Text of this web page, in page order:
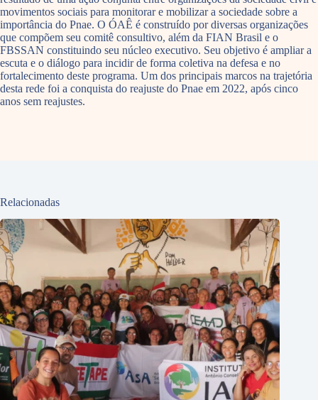
movimentos sociais para monitorar e mobilizar a sociedade sobre a
importância do Pnae. O ÓAÊ é construído por diversas organizações
que compõem seu comitê consultivo, além da FIAN Brasil e o
FBSSAN constituindo seu núcleo executivo. Seu objetivo é ampliar a
escuta e o diálogo para incidir de forma coletiva na defesa e no
fortalecimento deste programa. Um dos principais marcos na trajetória
desta rede foi a conquista do reajuste do Pnae em 2022, após cinco
anos sem reajustes.
Relacionadas